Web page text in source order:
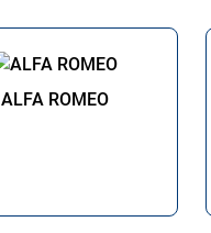
ALFA ROMEO